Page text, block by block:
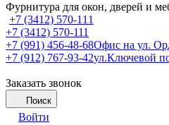
Фурнитура для окон, дверей и
+7 (3412) 570-111
+7 (3412) 570-111
+7 (991) 456-48-68Офис на ул.
+7 (912) 767-93-42ул.Ключевой
Заказать звонок
Поиск
Войти